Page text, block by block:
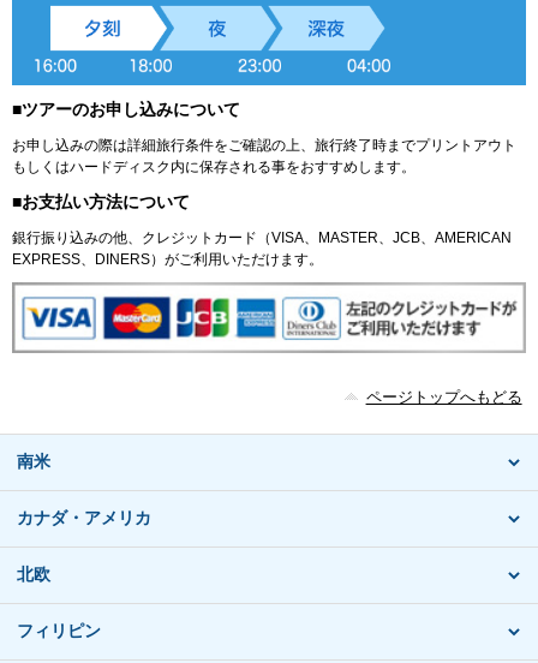
■ツアーのお申し込みについて
お申し込みの際は詳細旅行条件をご確認の上、旅行終了時までプリントアウト
もしくはハードディスク内に保存される事をおすすめします。
■お支払い方法について
銀行振り込みの他、クレジットカード（VISA、MASTER、JCB、AMERICAN
EXPRESS、DINERS）がご利用いただけます。
ページトップへもどる
南米
カナダ・アメリカ
北欧
フィリピン